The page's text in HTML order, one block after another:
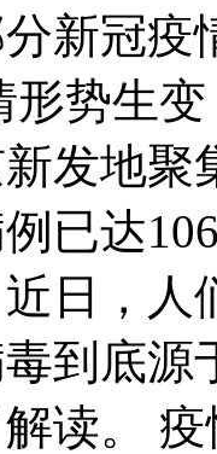
新冠
形势生
发地聚
已达
日，人
到底源
读。